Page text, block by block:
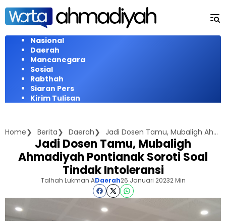
Langsung
konten
Nasional
Daerah
Mancanegara
Sosial
Rabthah
Siaran Pers
Kirim Tulisan
Home Berita Daerah Jadi Dosen Tamu, Mubaligh Ahmadiyah Pontianak Soroti Soal Tindak Intoleransi
Jadi Dosen Tamu, Mubaligh
Ahmadiyah Pontianak Soroti Soal
Tindak Intoleransi
Talhah Lukman ADaerah26 Januari 20232 Min